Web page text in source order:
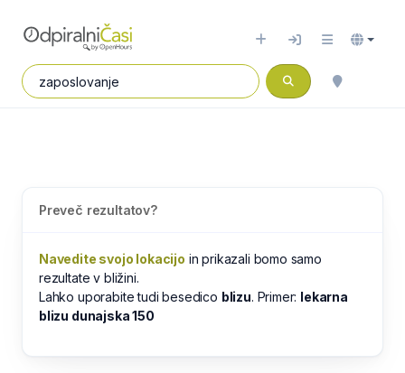
Preveč rezultatov?
Navedite svojo lokacijo in prikazali bomo samo
rezultate v bližini.
Lahko uporabite tudi besedico blizu. Primer: lekarna
blizu dunajska 150